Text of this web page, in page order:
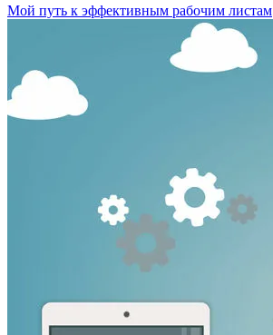
Мой путь к эффективным рабочим листам